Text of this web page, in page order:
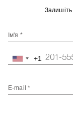
Залишіть
Ім'я *
United+1
E-mail *